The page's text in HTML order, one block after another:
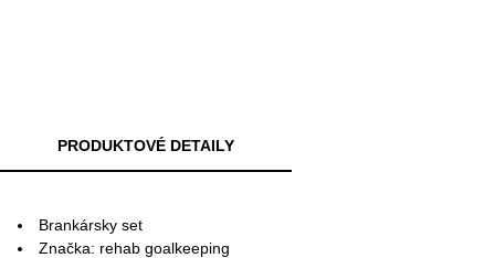
PRODUKTOVÉ DETAILY
Brankársky set
Značka: rehab goalkeeping